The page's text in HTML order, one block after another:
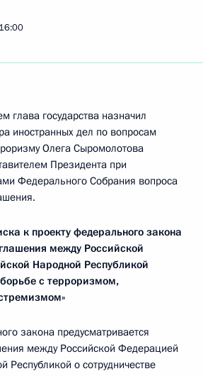
16:00
глава государства назначил
иностранных дел по вопросам
Олега Сыромолотова
Президента при
Федерального Собрания вопроса
к проекту федерального закона
между Российской
Народной Республикой
с терроризмом,
закона предусматривается
между Российской Федерацией
Республикой о сотрудничестве